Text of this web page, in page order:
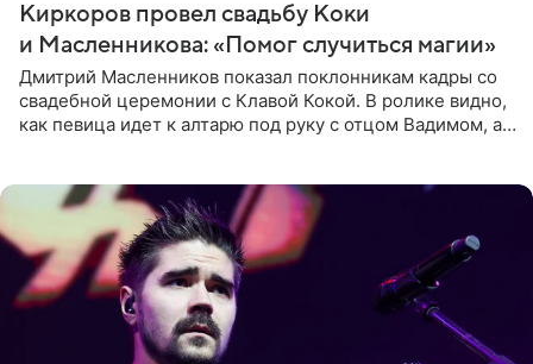
Киркоров провел свадьбу Коки
и Масленникова: «Помог случиться магии»
Дмитрий Масленников показал поклонникам кадры со
свадебной церемонии с Клавой Кокой. В ролике видно,
как певица идет к алтарю под руку с отцом Вадимом, а у